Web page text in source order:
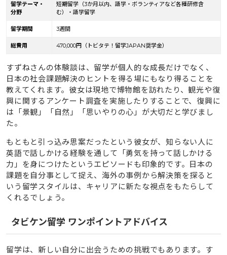
留学テーマ・
分野
短期留学（3か月以内、語学・ボランティアなど各種研修含
む）・語学留学
留学期間 3週間
総費用 470,000円（トビタテ！留学JAPAN奨学金）
すずねさんの体験談は、留学が個人的な成長だけでなく、
日本の社会課題解決のヒントを得る場にもなり得ることを
教えてくれます。彼女は現地で博物館を訪れたり、観光や復
興に関するアンケート調査を実施したりすることで、復興に
は「景観」「自然」「思いやりの心」が大切だと学びまし
た。
もともと引っ込み思案だったという彼女が、知らない人に
英語で話しかける経験を通して「勇気を持って話しかける
力」を身につけたというエピソードも印象的です。日本の
課題を自分事として捉え、海外の事例から解決策を探ると
いう留学スタイルは、キャリアに新たな視点をもたらして
くれるでしょう。
タビケン留学 ワンポイントアドバイス
留学は、新しい自分に出会うための挑戦でもあります。す